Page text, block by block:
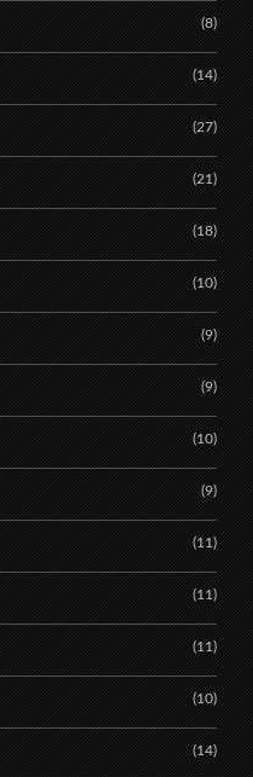
(8)
(14)
(27)
(21)
(18)
(10)
(9)
(9)
(10)
(9)
(11)
(11)
(11)
(10)
(14)